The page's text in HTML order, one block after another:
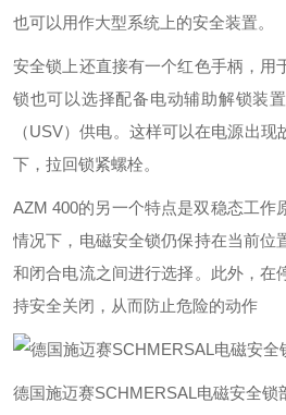
也可以用作大型系统上的安全装置。
安全锁上还直接有一个红色手柄，用
锁也可以选择配备电动辅助解锁装
（USV）供电。这样可以在电源出现
下，拉回锁紧螺栓。
AZM 400的另一个特点是双稳态工作
情况下，电磁安全锁仍保持在当前位
和闭合电流之间进行选择。此外，在
持安全关闭，从而防止危险的动作
德国施迈赛SCHMERSAL电磁安全锁